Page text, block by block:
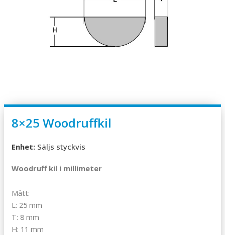
8×25 Woodruffkil
Enhet: Säljs styckvis
Woodruff kil i millimeter
Mått:
L: 25 mm
T: 8 mm
H: 11 mm